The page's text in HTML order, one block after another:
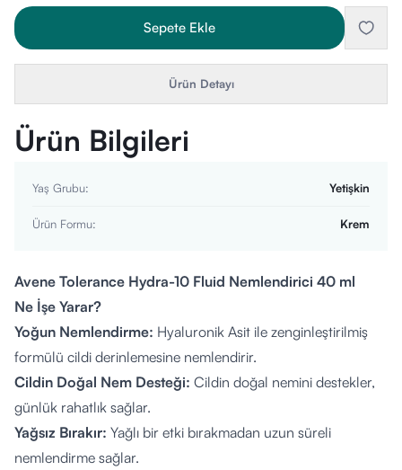
Sepete Ekle
Ürün Detayı
Ürün Bilgileri
Yaş Grubu: Yetişkin
Ürün Formu: Krem
Avene Tolerance Hydra-10 Fluid Nemlendirici 40 ml
Ne İşe Yarar?
Yoğun Nemlendirme: Hyaluronik Asit ile zenginleştirilmiş
formülü cildi derinlemesine nemlendirir.
Cildin Doğal Nem Desteği: Cildin doğal nemini destekler,
günlük rahatlık sağlar.
Yağsız Bırakır: Yağlı bir etki bırakmadan uzun süreli
nemlendirme sağlar.